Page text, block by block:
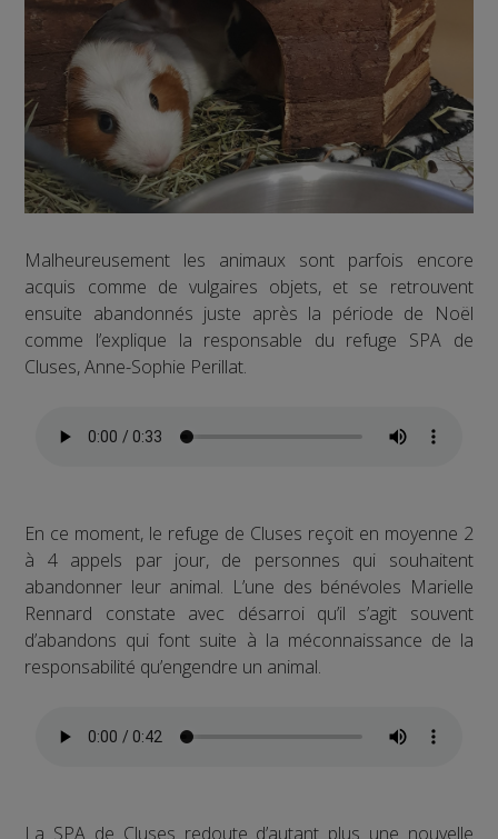
Malheureusement les animaux sont parfois encore
acquis comme de vulgaires objets, et se retrouvent
ensuite abandonnés juste après la période de Noël
comme l’explique la responsable du refuge SPA de
Cluses, Anne-Sophie Perillat.
En ce moment, le refuge de Cluses reçoit en moyenne 2
à 4 appels par jour, de personnes qui souhaitent
abandonner leur animal. L’une des bénévoles Marielle
Rennard constate avec désarroi qu’il s’agit souvent
d’abandons qui font suite à la méconnaissance de la
responsabilité qu’engendre un animal.
La SPA de Cluses redoute d’autant plus une nouvelle